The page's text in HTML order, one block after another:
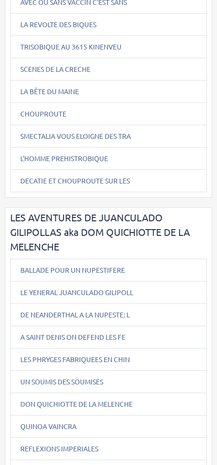
AVEC OU SANS VACCIN C'EST SANS
LA REVOLTE DES BIQUES
TRISOBIQUE AU 3615 KINENVEU
SCENES DE LA CRECHE
LA BÊTE DU MAINE
CHOUPROUTE
SMECTALIA VOUS ELOIGNE DES TRA
L'HOMME PREHISTROBIQUE
DECATIE ET CHOUPROUTE SUR LES
LES AVENTURES DE JUANCULADO
GILIPOLLAS aka DOM QUICHIOTTE DE LA
MELENCHE
BALLADE POUR UN NUPESTIFERE
LE YENERAL JUANCULADO GILIPOLL
DE NEANDERTHAL A LA NUPESTE: L
A SAINT DENIS ON DEFEND LES FE
LES PHRYGES FABRIQUEES EN CHIN
UN SOUMIS DES SOUMISES
DON QUICHIOTTE DE LA MELENCHE
QUINOA VAINCRA
REFLEXIONS IMPERIALES